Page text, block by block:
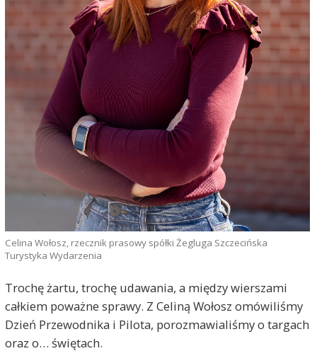
Celina Wołosz, rzecznik prasowy spółki Żegluga Szczecińska
Turystyka Wydarzenia
Trochę żartu, trochę udawania, a między wierszami
całkiem poważne sprawy. Z Celiną Wołosz omówiliśmy
Dzień Przewodnika i Pilota, porozmawialiśmy o targach
oraz o… świętach.